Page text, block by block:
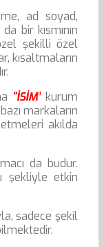
ad soyad,
bir kısmının
şekilli özel
kısaltmaların
“İSİM” kurum
markaların
akılda
da budur.
şekliyle etkin
sadece şekil